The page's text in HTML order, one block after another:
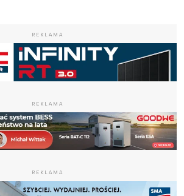
REKLAMA
REKLAMA
REKLAMA